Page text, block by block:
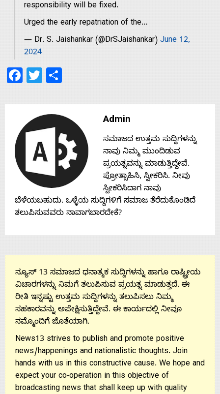
Contact
Us
responsibility will be fixed.
Urged the early repatriation of the…
— Dr. S. Jaishankar (@DrSJaishankar)June 12,
2024
Facebook
Twitter
Admin
ಸಮಾಜದ ಉತ್ತಮ ಸುದ್ದಿಗಳನ್ನು
ನಾವು ನಿಮ್ಮ ಮುಂದಿಡುವ
ಪ್ರಯತ್ನವನ್ನು ಮಾಡುತ್ತಿದ್ದೇವೆ.
ಪ್ರೋತ್ಸಾಹಿಸಿ, ಸ್ವೀಕರಿಸಿ. ನೀವು
ಸ್ವೀಕರಿಸಿದಾಗ ನಾವು
ಬೆಳೆಯಬಹುದು. ಒಳ್ಳೆಯ ಸುದ್ದಿಗಳಿಗೆ ಸಮಾಜ ತೆರೆದುಕೊಂಡಿದೆ
ತಲುಪಿಸುವವರು ನಾವಾಗಬಾರದೇಕೆ?
ನ್ಯೂಸ್ 13 ಸಮಾಜದ ಧನಾತ್ಮಕ ಸುದ್ದಿಗಳನ್ನು ಹಾಗೂ ರಾಷ್ಟ್ರೀಯ
ವಿಚಾರಗಳನ್ನು ನಿಮಗೆ ತಲುಪಿಸುವ ಪ್ರಯತ್ನ ಮಾಡುತ್ತದೆ. ಈ
ರೀತಿ ಇನ್ನಷ್ಟು ಉತ್ತಮ ಸುದ್ದಿಗಳನ್ನು ತಲುಪಿಸಲು ನಿಮ್ಮ
ಸಹಕಾರವನ್ನು ಅಪೇಕ್ಷಿಸುತ್ತಿದ್ದೇವೆ. ಈ ಕಾರ್ಯದಲ್ಲಿ ನೀವೂ
ನಮ್ಮೊಂದಿಗೆ ಜೊತೆಯಾಗಿ.
News13 strives to publish and promote positive
news/happenings and nationalistic thoughts. Join
hands with us in this constructive cause. We hope and
expect your co-operation in this objective of
broadcasting news that shall keep up with quality